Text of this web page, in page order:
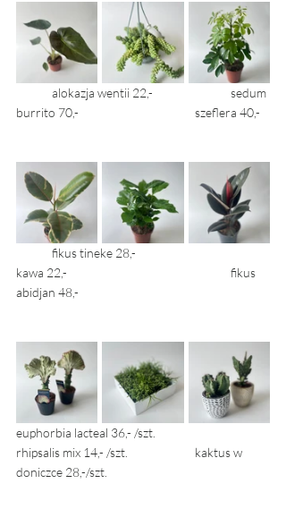
burrito 70,- 				szeflera 40,-
kawa 22,- 					fikus
abidjan 48,-
euphorbia lacteal 36,- /szt.
rhipsalis mix 14,- /szt. 		kaktus w
doniczce 28,-/szt.